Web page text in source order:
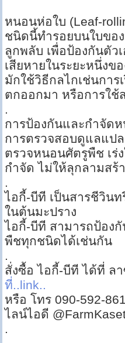
หนอนห่อใบ (Leaf-
ชนิดนี้ทำรอยบนใบขอ
ลูกพลับ เพื่อป้องกันตัว
เสียหายในระยะหนึ่งข
มักใช้วิธีกลไกเช่นกา
ตกออกมา หรือการใช้
.
การป้องกันและกำจัด
การตรวจสอบดูแลแปล
ตรวจหนอนศัตรูพืช เร่
กำจัด ไม่ให้ลุกลามสร้
.
ไอกี้-บีที เป็นสารชีวิน
ในต้นมะปราง
ไอกี้-บีที สามารถป้อง
พืชทุกชนิดได้เช่นกัน
.
สั่งซื้อ ไอกี้-บีที ได้ที่ ล
ที่..link..
หรือ โทร 090-592-
ไลน์ไอดี
.